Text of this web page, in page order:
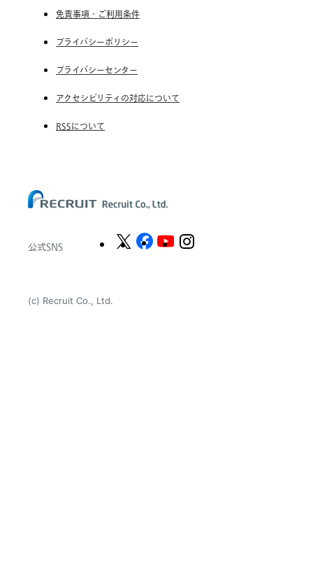
RGF Staffing Germany GmbH
RGF Staffing the Netherlands B.V.
Unique NV
(c) Recruit Co., Ltd.
公式SNS
免責事項・ご利用条件
プライバシーポリシー
プライバシーセンター
アクセシビリティの対応について
RSSについて